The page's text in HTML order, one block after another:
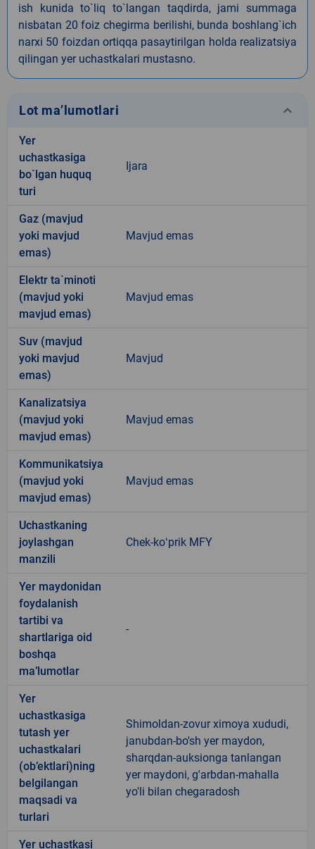
ish kunida to`liq to`langan taqdirda, jami summaga
nisbatan 20 foiz chegirma berilishi, bunda boshlang`ich
narxi 50 foizdan ortiqqa pasaytirilgan holda realizatsiya
qilingan yer uchastkalari mustasno.
Lot ma’lumotlari keyboard_arrow_down
Yer
uchastkasiga
bo`lgan huquq
turi
Ijara
Gaz (mavjud
yoki mavjud
emas)
Mavjud emas
Elektr ta`minoti
(mavjud yoki
mavjud emas)
Mavjud emas
Suv (mavjud
yoki mavjud
emas)
Mavjud
Kanalizatsiya
(mavjud yoki
mavjud emas)
Mavjud emas
Kommunikatsiya
(mavjud yoki
mavjud emas)
Mavjud emas
Uchastkaning
joylashgan
manzili
Chek-koʻprik MFY
Yer maydonidan
foydalanish
tartibi va
shartlariga oid
boshqa
ma’lumotlar
-
Yer
uchastkasiga
tutash yer
uchastkalari
(ob’ektlari)ning
belgilangan
maqsadi va
turlari
Shimoldan-zovur ximoya xududi,
janubdan-bo'sh yer maydon,
sharqdan-auksionga tanlangan
yer maydoni, g'arbdan-mahalla
yo'li bilan chegaradosh
Yer uchastkasi